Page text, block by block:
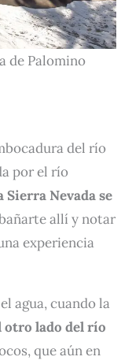
de Palomino
del río
por el río
Sierra Nevada se
allí y notar
experiencia
agua, cuando la
otro lado del río
que aún en